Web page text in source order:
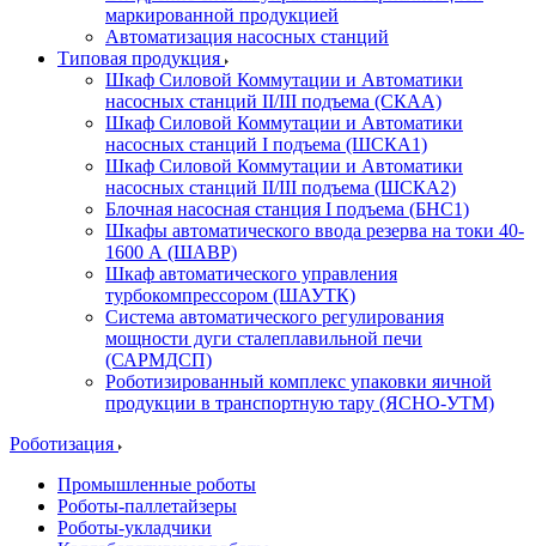
маркированной продукцией
Автоматизация насосных станций
Типовая продукция
Шкаф Силовой Коммутации и Автоматики
насосных станций II/III подъема (СКАА)
Шкаф Силовой Коммутации и Автоматики
насосных станций I подъема (ШСКА1)
Шкаф Силовой Коммутации и Автоматики
насосных станций II/III подъема (ШСКА2)
Блочная насосная станция I подъема (БНС1)
Шкафы автоматического ввода резерва на токи 40-
1600 А (ШАВР)
Шкаф автоматического управления
турбокомпрессором (ШАУТК)
Система автоматического регулирования
мощности дуги сталеплавильной печи
(САРМДСП)
Роботизированный комплекс упаковки яичной
продукции в транспортную тару (ЯСНО-УТМ)
Роботизация
Промышленные роботы
Роботы-паллетайзеры
Роботы-укладчики